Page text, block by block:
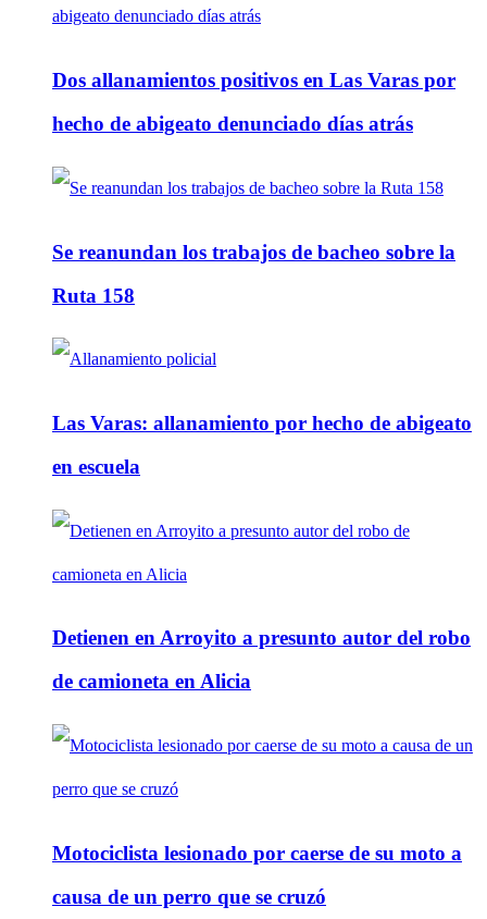
Dos allanamientos positivos en Las Varas por
hecho de abigeato denunciado días atrás
Se reanundan los trabajos de bacheo sobre la
Ruta 158
Las Varas: allanamiento por hecho de abigeato
en escuela
Detienen en Arroyito a presunto autor del robo
de camioneta en Alicia
Motociclista lesionado por caerse de su moto a
causa de un perro que se cruzó